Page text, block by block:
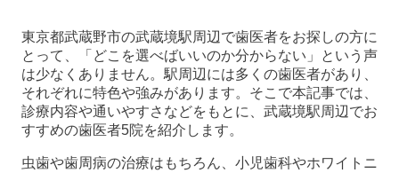
東京都武蔵野市の武蔵境駅周辺で歯医者をお探しの方に
とって、「どこを選べばいいのか分からない」という声
は少なくありません。駅周辺には多くの歯医者があり、
それぞれに特色や強みがあります。そこで本記事では、
診療内容や通いやすさなどをもとに、武蔵境駅周辺でお
すすめの歯医者5院を紹介します。
虫歯や歯周病の治療はもちろん、小児歯科やホワイトニ